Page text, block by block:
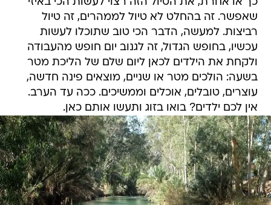
שאפשר. זה בהחלט לא טיול לממהרים, זה טיול
רביצות. למעשה, הדבר הכי טוב שתוכלו לעשות
עכשיו, בחופש הגדול, זה לגנוב יום חופש מהעבודה
ולקחת את הילדים לכאן ליום שלם של הליכת מטר
בשעה: הולכים מטר או שניים, מוצאים פינה חדשה,
עוצרים, טובלים, אוכלים וממשיכים. ככה עד הערב.
אין לכם ילדים? בואו בזוג ותעשו אותם כאן.